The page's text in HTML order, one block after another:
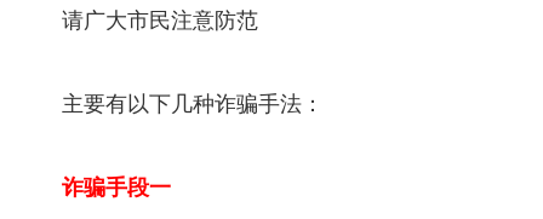
请广大市民注意防范
主要有以下几种诈骗手法：
诈骗手段一